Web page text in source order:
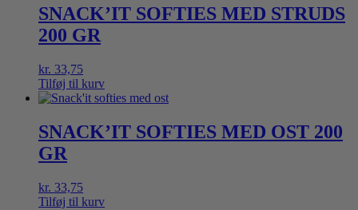
SNACK’IT SOFTIES MED STRUDS
200 GR
kr. 33,75
Tilføj til kurv
SNACK’IT SOFTIES MED OST 200
GR
kr. 33,75
Tilføj til kurv